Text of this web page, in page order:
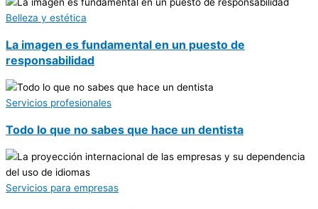
Belleza y estética
La imagen es fundamental en un puesto de
responsabilidad
Servicios profesionales
Todo lo que no sabes que hace un dentista
Servicios para empresas